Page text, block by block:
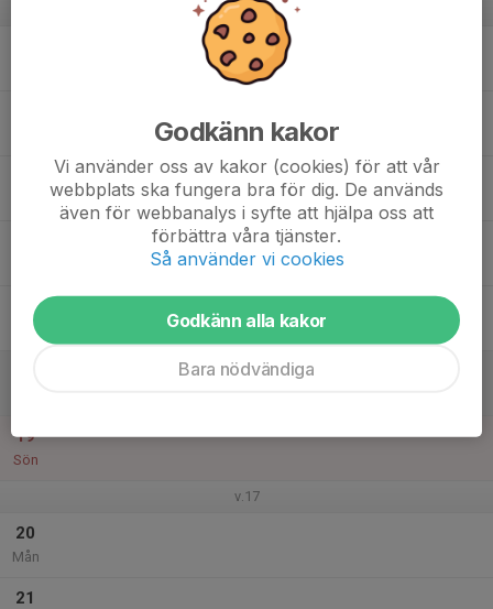
v.16
17
Fre
19
Sön
v.17
20
Mån
21
Godkänn kakor
Vi använder oss av kakor (cookies) för att vår
webbplats ska fungera bra för dig. De används
även för webbanalys i syfte att hjälpa oss att
förbättra våra tjänster.
Så använder vi cookies
Godkänn alla kakor
Bara nödvändiga